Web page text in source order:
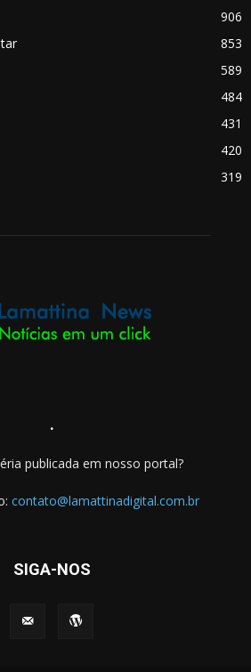
906
853
589
484
431
420
319
.
publicada em nosso portal?
contato@lamattinadigital.com.br
SIGA-NOS